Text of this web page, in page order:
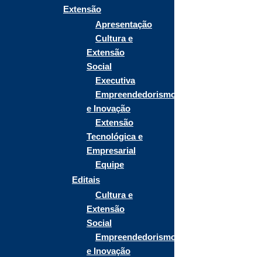
Extensão
Apresentação
Cultura e
Extensão
Social
Executiva
Empreendedorismo
e Inovação
Extensão
Tecnológica e
Empresarial
Equipe
Editais
Cultura e
Extensão
Social
Empreendedorismo
e Inovação